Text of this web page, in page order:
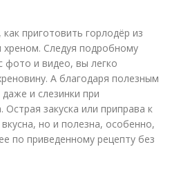
приготовить горлодёр из
Следуя подробному
фото и видео, вы легко
А благодаря полезным
и слезинки при
Острая закуска или приправа к
но и полезна, особенно,
по приведенному рецепту без